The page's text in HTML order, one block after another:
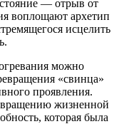
— отрыв от
воплощают архетип
исцелить
можно
«свинца»
проявления.
жизненной
которая была